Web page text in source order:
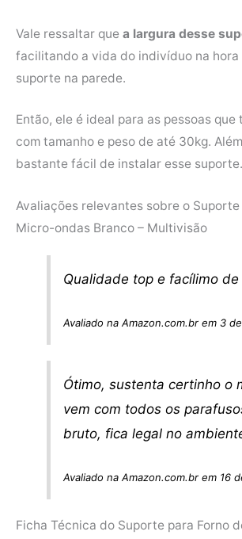
Vale ressaltar que a largura desse
facilitando a vida do indivíduo na hora
suporte na parede.
Então, ele é ideal para as pessoas
com tamanho e peso de até 30kg.
bastante fácil de instalar esse suporte.
Avaliações relevantes sobre o
Micro-ondas Branco – Multivisão
Qualidade top e facílimo
Avaliado na Amazon.com.br em 3
Ótimo, sustenta certinho o
vem com todos os
bruto, fica legal no
Avaliado na Amazon.com.br em 16
Ficha Técnica do Suporte para Forno